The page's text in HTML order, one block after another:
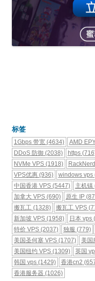
标签
1Gbps 带宽 (4634) AMD
DDoS 防御 (2038) https
NVMe VPS (1918) RackNerd
VPS优惠 (936) windows vps
中国香港 VPS (5447) 主机镇
加拿大 VPS (690) 原生 IP
搬瓦工 (1328) 搬瓦工 VPS
新加坡 VPS (1958) 日本 vps
特价 VPS (2037) 独服 (779)
美国圣何塞 VPS (1707) 美国
美国纽约 VPS (1309) 英国
韩国 vps (1429) 香港cn2
香港服务器 (1026)